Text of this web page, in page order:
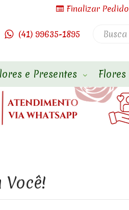
Finalizar Pedido
(41) 99635-1895
e Presentes Flores